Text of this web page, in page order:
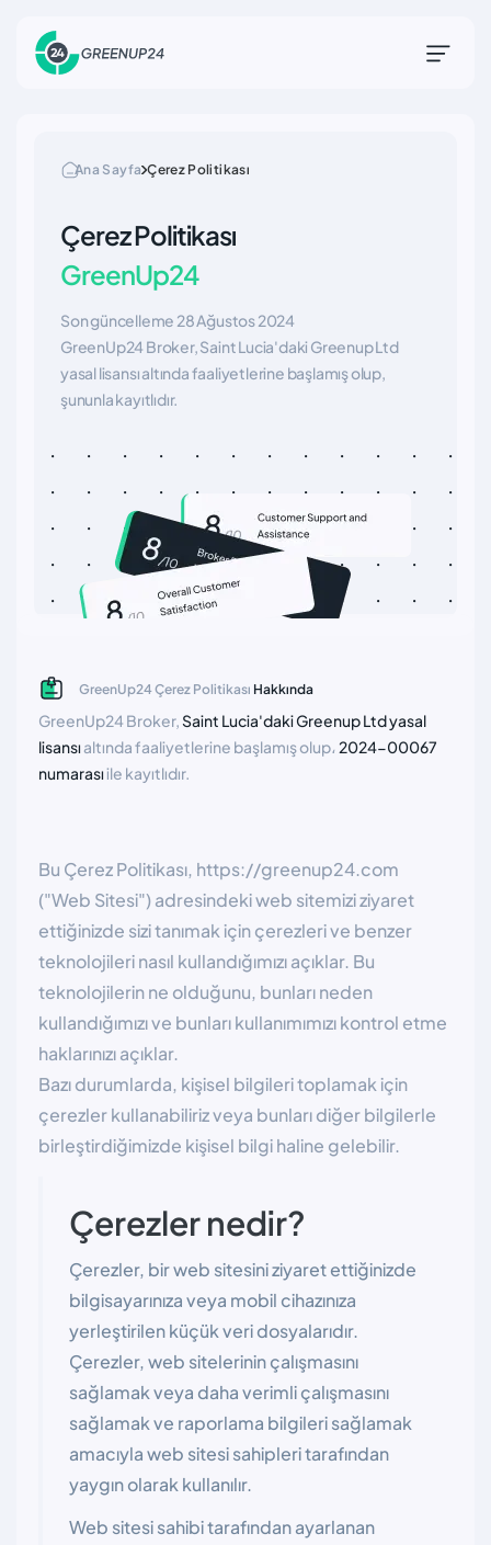
Ana Sayfa Çerez Politikası
Çerez Politikası
GreenUp24
Son güncelleme 28 Ağustos 2024
GreenUp24 Broker, Saint Lucia'daki Greenup Ltd
yasal lisansı altında faaliyetlerine başlamış olup,
şununla kayıtlıdır.
GreenUp24 Çerez Politikası Hakkında
GreenUp24 Broker,Saint Lucia'daki Greenup Ltd yasal
lisansıaltında faaliyetlerine başlamış olup،2024-00067
numarasıile kayıtlıdır.
Bu Çerez Politikası, https://greenup24.com
("Web Sitesi") adresindeki web sitemizi ziyaret
ettiğinizde sizi tanımak için çerezleri ve benzer
teknolojileri nasıl kullandığımızı açıklar. Bu
teknolojilerin ne olduğunu, bunları neden
kullandığımızı ve bunları kullanımımızı kontrol etme
haklarınızı açıklar.
Bazı durumlarda, kişisel bilgileri toplamak için
çerezler kullanabiliriz veya bunları diğer bilgilerle
birleştirdiğimizde kişisel bilgi haline gelebilir.
Çerezler nedir?
Çerezler, bir web sitesini ziyaret ettiğinizde
bilgisayarınıza veya mobil cihazınıza
yerleştirilen küçük veri dosyalarıdır.
Çerezler, web sitelerinin çalışmasını
sağlamak veya daha verimli çalışmasını
sağlamak ve raporlama bilgileri sağlamak
amacıyla web sitesi sahipleri tarafından
yaygın olarak kullanılır.
Web sitesi sahibi tarafından ayarlanan